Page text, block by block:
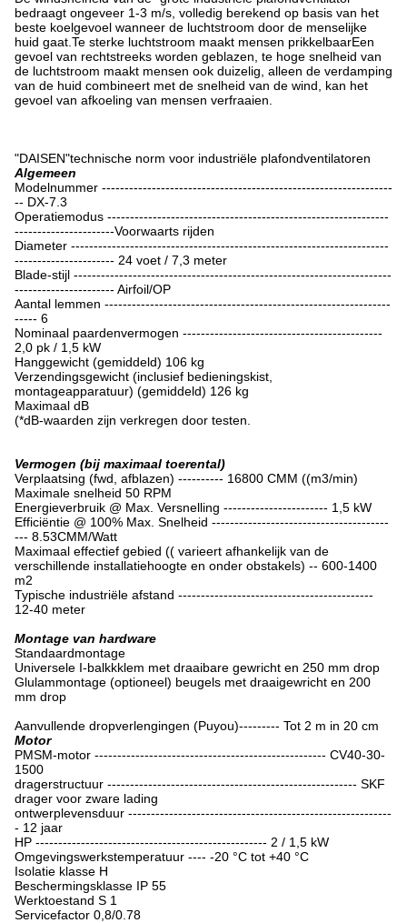
bedraagt ongeveer 1-3 m/s, volledig berekend op basis van het
beste koelgevoel wanneer de luchtstroom door de menselijke
huid gaat.Te sterke luchtstroom maakt mensen prikkelbaarEen
gevoel van rechtstreeks worden geblazen, te hoge snelheid van
de luchtstroom maakt mensen ook duizelig, alleen de verdamping
van de huid combineert met de snelheid van de wind, kan het
gevoel van afkoeling van mensen verfraaien.
"DAISEN"technische norm voor industriële plafondventilatoren
Algemeen
Modelnummer ----------------------------------------------------------------
-- DX-7.3
Operatiemodus --------------------------------------------------------------
----------------------Voorwaarts rijden
Diameter ----------------------------------------------------------------------
---------------------- 24 voet / 7,3 meter
Blade-stijl ----------------------------------------------------------------------
---------------------- Airfoil/OP
Aantal lemmen ---------------------------------------------------------------
----- 6
Nominaal paardenvermogen --------------------------------------------
2,0 pk / 1,5 kW
Hanggewicht (gemiddeld) 106 kg
Verzendingsgewicht (inclusief bedieningskist,
montageapparatuur) (gemiddeld) 126 kg
Maximaal dB
(*dB-waarden zijn verkregen door testen.
Vermogen (bij maximaal toerental)
Verplaatsing (fwd, afblazen) ---------- 16800 CMM ((m3/min)
Maximale snelheid 50 RPM
Energieverbruik @ Max. Versnelling ----------------------- 1,5 kW
Efficiëntie @ 100% Max. Snelheid ---------------------------------------
--- 8.53CMM/Watt
Maximaal effectief gebied (( varieert afhankelijk van de
verschillende installatiehoogte en onder obstakels) -- 600-1400
m2
Typische industriële afstand -------------------------------------------
12-40 meter
Montage van hardware
Standaardmontage
Universele I-balkkklem met draaibare gewricht en 250 mm drop
Glulammontage (optioneel) beugels met draaigewricht en 200
mm drop
Aanvullende dropverlengingen (Puyou)--------- Tot 2 m in 20 cm
Motor
PMSM-motor --------------------------------------------------- CV40-30-
1500
dragerstructuur ------------------------------------------------------- SKF
drager voor zware lading
ontwerplevensduur ----------------------------------------------------------
- 12 jaar
HP --------------------------------------------------- 2 / 1,5 kW
Omgevingswerkstemperatuur ---- -20 °C tot +40 °C
Isolatie klasse H
Beschermingsklasse IP 55
Werktoestand S 1
Servicefactor 0,8/0.78